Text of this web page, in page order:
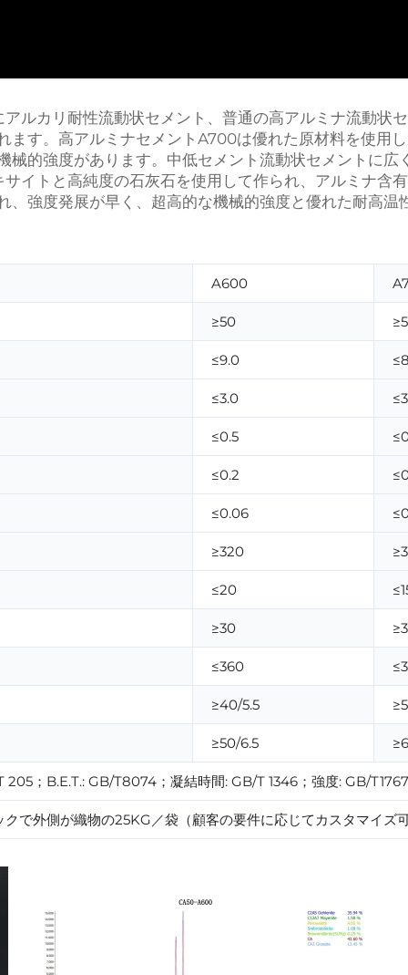
ルカリ耐性流動状セメント、普通の高アルミナ流動
ます。高アルミナセメントA700は優れた原材料を使用
械的強度があります。中低セメント流動状セメントに
イトと高純度の石灰石を使用して作られ、アルミナ含
、強度発展が早く、超高的な機械的強度と優れた耐高
A600
≥50
≤9.0
≤3.0
≤0.5
≤0.2
≤0.06
≥320
≤20
≥30
≤360
≥40/5.5
≥50/6.5
205；B.E.T.: GB/T8074；凝結時間: GB/T 1346；強度: GB/
クで外側が織物の25KG／袋（顧客の要件に応じてカスタマイズ